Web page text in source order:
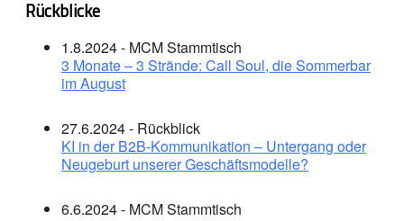
Rückblicke
1.8.2024 - MCM Stammtisch
3 Monate – 3 Strände: Call Soul, die Sommerbar
im August
27.6.2024 - Rückblick
KI in der B2B-Kommunikation – Untergang oder
Neugeburt unserer Geschäftsmodelle?
6.6.2024 - MCM Stammtisch